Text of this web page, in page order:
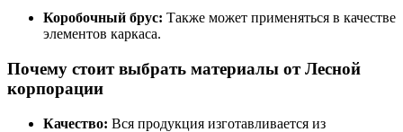
Коробочный брус: Также может применяться в качестве
элементов каркаса.
Почему стоит выбрать материалы от Лесной
корпорации
Качество: Вся продукция изготавливается из